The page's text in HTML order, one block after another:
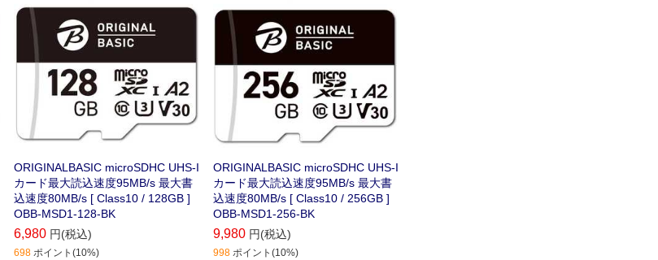
ORIGINALBASIC microSDHC UHS-I
カード最大読込速度95MB/s 最大書
込速度80MB/s [ Class10 / 128GB ]
OBB-MSD1-128-BK
6,980 円(税込)
698 ポイント(10%)
ORIGINALBASIC microSDHC UHS-I
カード最大読込速度95MB/s 最大書
込速度80MB/s [ Class10 / 256GB ]
OBB-MSD1-256-BK
9,980 円(税込)
998 ポイント(10%)